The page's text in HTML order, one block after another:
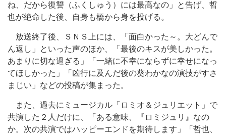
ね、だから復讐（ふくしゅう）には最高なの」と告げ、哲
也が絶命した後、自身も橋から身を投げる。
放送終了後、ＳＮＳ上には、「面白かった～。大どんで
ん返し」といった声のほか、「最後のキスが美しかった。
あまりに切な過ぎる」「一緒に不幸にならずに幸せになっ
てほしかった」「凶行に及んだ後の葵わかなの演技がすさ
まじい」などの投稿が集まった。
また、過去にミュージカル「ロミオ＆ジュリエット」で
共演した２人だけに、「ある意味、『ロミジュリ』なの
か。次の共演ではハッピーエンドを期待します」「哲也、